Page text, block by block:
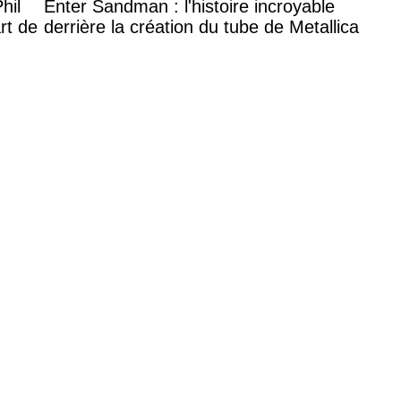
de
Enter Sandman : l'histoire incroyable
derrière la création du tube de Metallica